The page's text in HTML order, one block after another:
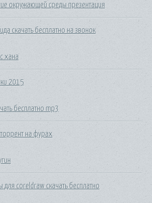
окружающей среды презентация
скачать бесплатно на звонок
хана
2015
бесплатно mp3
на фурах
coreldraw скачать бесплатно